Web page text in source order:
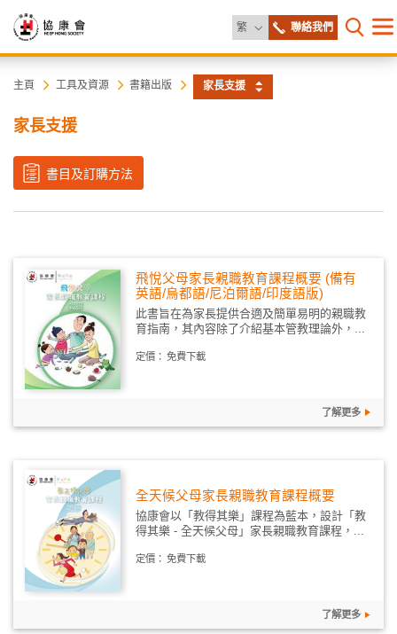
繁 更改語言聯絡我們
打開目
協
康
會
主頁 工具及資源 書籍出版 家長支援
家長支援
書目及訂購方法
飛悅父母家長親職教育課程概要 (備有
英語/烏都語/尼泊爾語/印度語版)
此書旨在為家長提供合適及簡單易明的親職教
育指南，其內容除了介紹基本管教理論外，...
定價： 免費下載
了解更多
全天候父母家長親職教育課程概要
協康會以「教得其樂」課程為藍本，設計「教
得其樂 - 全天候父母」家長親職教育課程，...
定價： 免費下載
了解更多